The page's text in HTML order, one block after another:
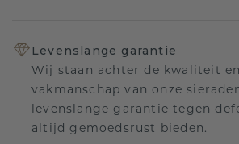
Levenslange garantie
Wij staan achter de kwaliteit
vakmanschap van onze
levenslange garantie tegen
altijd gemoedsrust bieden.